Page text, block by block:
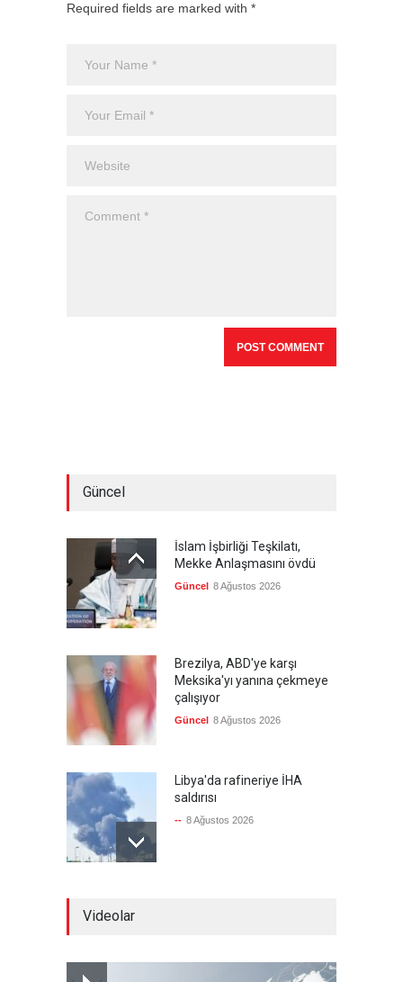
Required fields are marked with *
Güncel
İslam İşbirliği Teşkilatı,
Mekke Anlaşmasını övdü
Güncel 8 Ağustos 2026
Brezilya, ABD'ye karşı
Meksika'yı yanına çekmeye
çalışıyor
Güncel 8 Ağustos 2026
Libya'da rafineriye İHA
saldırısı
-- 8 Ağustos 2026
Videolar